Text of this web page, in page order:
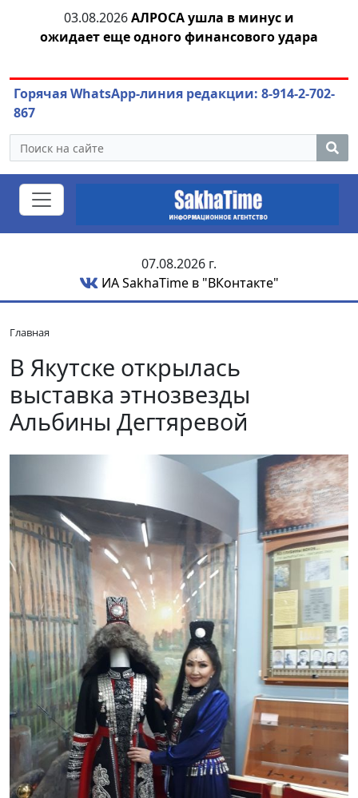
03.08.2026АЛРОСА ушла в минус и
ожидает еще одного финансового удара
Горячая WhatsApp-линия редакции: 8-914-2-702-
867
07.08.2026 г.
ИА SakhaTime в "ВКонтакте"
Главная
В Якутске открылась
выставка этнозвезды
Альбины Дегтяревой